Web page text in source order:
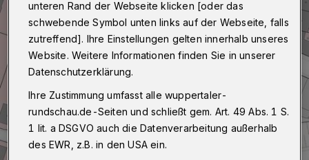
unteren Rand der Webseite klicken [oder das
schwebende Symbol unten links auf der Webseite, falls
zutreffend]. Ihre Einstellungen gelten innerhalb unseres
Website. Weitere Informationen finden Sie in unserer
Datenschutzerklärung.
Ihre Zustimmung umfasst alle wuppertaler-
rundschau.de-Seiten und schließt gem. Art. 49 Abs. 1 S.
1 lit. a DSGVO auch die Datenverarbeitung außerhalb
des EWR, z.B. in den USA ein.